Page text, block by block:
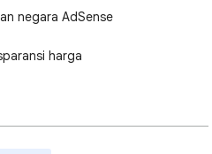
negara AdSense
harga